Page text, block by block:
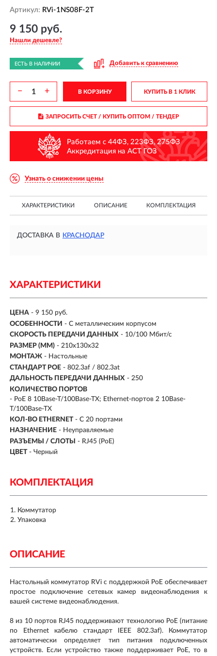
Артикул: RVi-1NS08F-2T
9 150 руб.
Нашли дешевле?
ЕСТЬ В НАЛИЧИИ Добавить к сравнению
− + В КОРЗИНУ КУПИТЬ В 1 КЛИК
ЗАПРОСИТЬ СЧЕТ / КУПИТЬ ОПТОМ/ ТЕНДЕР
Работаем с 44ФЗ, 223ФЗ, 275ФЗ
Аккредитация на АСТ ГОЗ
Узнать о снижении цены
ХАРАКТЕРИСТИКИ ОПИСАНИЕ КОМПЛЕКТАЦИЯ
ДОСТАВКА В КРАСНОДАР
ХАРАКТЕРИСТИКИ
ЦЕНА - 9 150 руб.
ОСОБЕННОСТИ - С металлическим корпусом
СКОРОСТЬ ПЕРЕДАЧИ ДАННЫХ - 10/100 Мбит/с
РАЗМЕР (ММ) - 210x130x32
МОНТАЖ - Настольные
СТАНДАРТ POE - 802.3af / 802.3at
ДАЛЬНОСТЬ ПЕРЕДАЧИ ДАННЫХ - 250
КОЛИЧЕСТВО ПОРТОВ
- PoE 8 10Base-T/100Base-TX; Ethernet-портов 2 10Base-
T/100Base-TX
КОЛ-ВО ETHERNET - С 20 портами
НАЗНАЧЕНИЕ - Неуправляемые
РАЗЪЕМЫ / СЛОТЫ
- RJ45 (PoE)
ЦВЕТ - Черный
КОМПЛЕКТАЦИЯ
Коммутатор
Упаковка
ОПИСАНИЕ
Настольный коммутатор RVi c поддержкой PoE обеспечивает
простое подключение сетевых камер видеонаблюдения к
вашей системе видеонаблюдения.
8 из 10 портов RJ45 поддерживают технологию PoE (питание
по Ethernet кабелю стандарт IEEE 802.3af). Коммутатор
автоматически определяет тип питания подключенных
устройств. Если устройство также поддерживает PoE, то в